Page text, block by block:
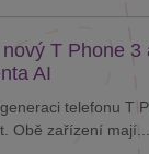
T Phone 3
AI
telefonu T
Obě zařízení mají...